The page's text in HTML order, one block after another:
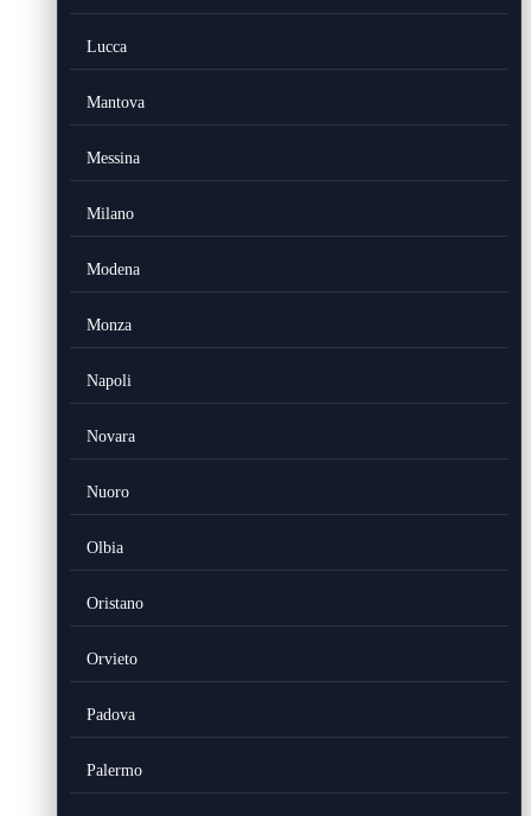
Lucca
Mantova
Messina
Milano
Modena
Monza
Napoli
Novara
Nuoro
Olbia
Oristano
Orvieto
Padova
Palermo